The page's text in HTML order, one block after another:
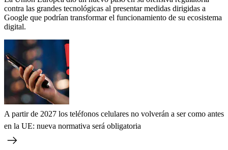
contra las grandes tecnológicas al presentar medidas dirigidas a
Google que podrían transformar el funcionamiento de su ecosistema
digital.
A partir de 2027 los teléfonos celulares no volverán a ser como antes
en la UE: nueva normativa será obligatoria